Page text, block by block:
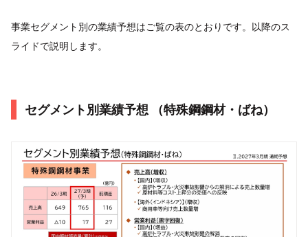
事業セグメント別の業績予想はご覧の表のとおりです。以降のス
ライドで説明します。
セグメント別業績予想 （特殊鋼鋼材・ばね）